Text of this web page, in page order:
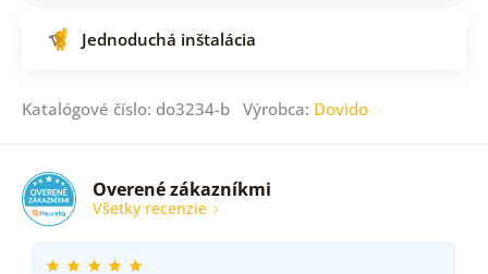
Jednoduchá inštalácia
Katalógové číslo: do3234-b Výrobca: Dovido
Overené zákazníkmi
Všetky recenzie